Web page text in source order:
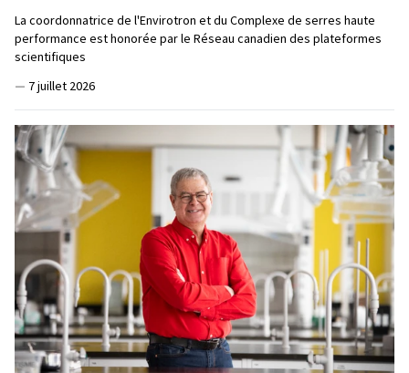
La coordonnatrice de l'Envirotron et du Complexe de serres haute
performance est honorée par le Réseau canadien des plateformes
scientifiques
— 7 juillet 2026